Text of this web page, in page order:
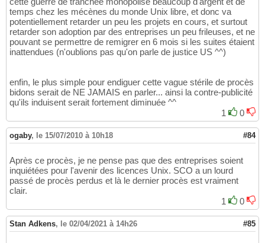
temps chez les mécènes du monde Unix libre, et donc va
potentiellement retarder un peu les projets en cours, et surtout
retarder son adoption par des entreprises un peu frileuses, et ne
pouvant se permettre de remigrer en 6 mois si les suites étaient
inattendues (n'oublions pas qu'on parle de justice US ^^)
enfin, le plus simple pour endiguer cette vague stérile de procès
bidons serait de NE JAMAIS en parler... ainsi la contre-publicité
qu'ils induisent serait fortement diminuée ^^
1
0
ogaby, le 15/07/2010 à 10h18 #84
Après ce procès, je ne pense pas que des entreprises soient
inquiétées pour l'avenir des licences Unix. SCO a un lourd
passé de procès perdus et là le dernier procès est vraiment
clair.
1
0
Stan Adkens, le 02/04/2021 à 14h26 #85